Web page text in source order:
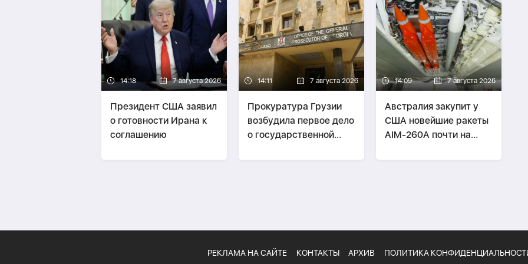
14:18 7 августа 2026
Президент США заявил
о готовности Ирана к
соглашению
14:11 7 августа 2026
Прокуратура Грузии
возбудила первое дело
о государственной
14:09 7 августа 2026
Австралия закупит у
США новейшие ракеты
AIM-260A почти на
РЕКЛАМА НА САЙТЕ КОНТАКТЫ АРХИВ ПОЛИТИКА